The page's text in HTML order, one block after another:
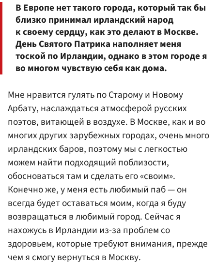
В Европе нет такого города, который так бы
близко принимал ирландский народ
к своему сердцу, как это делают в Москве.
День Святого Патрика наполняет меня
тоской по Ирландии, однако в этом городе я
во многом чувствую себя как дома.
Мне нравится гулять по Старому и Новому
Арбату, наслаждаться атмосферой русских
поэтов, витающей в воздухе. В Москве, как и во
многих других зарубежных городах, очень много
ирландских баров, поэтому мы с легкостью
можем найти подходящий поблизости,
обосноваться там и сделать его «своим».
Конечно же, у меня есть любимый паб — он
всегда будет оставаться моим, когда я буду
возвращаться в любимый город. Сейчас я
нахожусь в Ирландии из-за проблем со
здоровьем, которые требуют внимания, прежде
чем я смогу вернуться в Москву.